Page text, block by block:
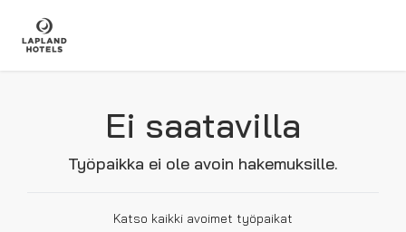
Ei saatavilla
Työpaikka ei ole avoin hakemuksille.
Katso kaikki avoimet työpaikat